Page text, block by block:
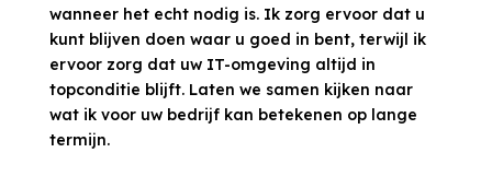
wanneer het echt nodig is. Ik zorg ervoor dat u
kunt blijven doen waar u goed in bent, terwijl ik
ervoor zorg dat uw IT-omgeving altijd in
topconditie blijft. Laten we samen kijken naar
wat ik voor uw bedrijf kan betekenen op lange
termijn.